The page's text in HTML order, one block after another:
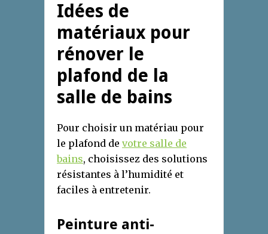
Idées de
matériaux pour
rénover le
plafond de la
salle de bains
Pour choisir un matériau pour
le plafond de votre salle de
bains, choisissez des solutions
résistantes à l’humidité et
faciles à entretenir.
Peinture anti-